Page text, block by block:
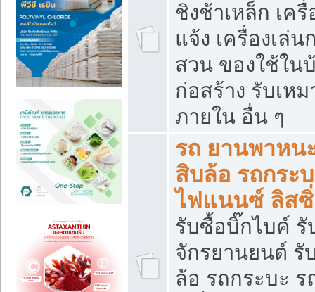
ชิงช้าเหล็ก เค
แจ้ง เครื่องเล่น
สวน ของใช้ใน
ก่อสร้าง รับเห
ภายใน อื่น ๆ
รถ ยานพาหน
สิบล้อ รถกระ
ไฟแนนซ์ ลิส
รับซื้อบิ๊กไบค์
จักรยานยนต์ รั
ล้อ รถกระบะ